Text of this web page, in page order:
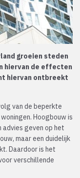
groeien steden
hiervan de effecten
hiervan ontbreekt
van de beperkte
Hoogbouw is
advies geven op het
maar een duidelijk
Daardoor is het
verschillende